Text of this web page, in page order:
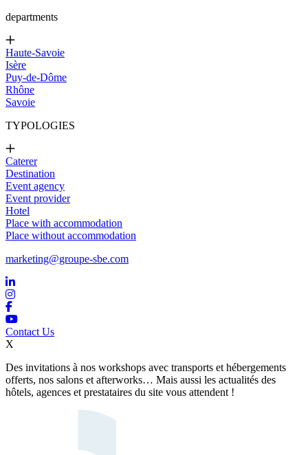
departments
Haute-Savoie
Isère
Puy-de-Dôme
Rhône
Savoie
TYPOLOGIES
Caterer
Destination
Event agency
Event provider
Hotel
Place with accommodation
Place without accommodation
marketing@groupe-sbe.com
Contact Us
X
Des invitations à nos workshops avec transports et hébergements
offerts, nos salons et afterworks… Mais aussi les actualités des
hôtels, agences et prestataires du site vous attendent !